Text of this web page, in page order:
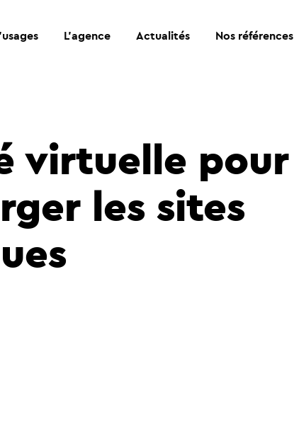
L’agence Actualités Nos références
virtuelle pour
les sites